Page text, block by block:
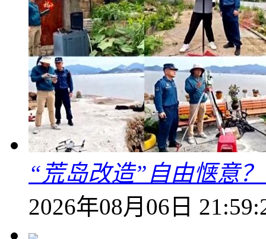
“荒岛改造”自由惬意
2026年08月06日